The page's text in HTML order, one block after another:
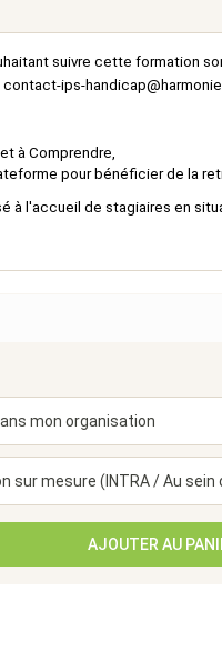
suivre cette formation
contact-ips-
à Comprendre,
pour bénéficier de la
à l'accueil de stagiaires en
AJOUTER AU